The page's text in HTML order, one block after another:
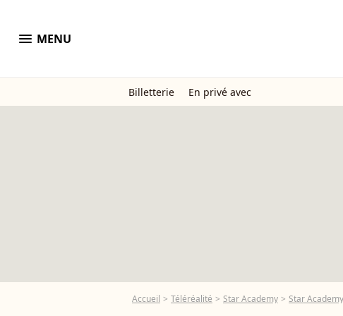
menu MENU
Billetterie En privé avec
Accueil Téléréalité Star Academy Star